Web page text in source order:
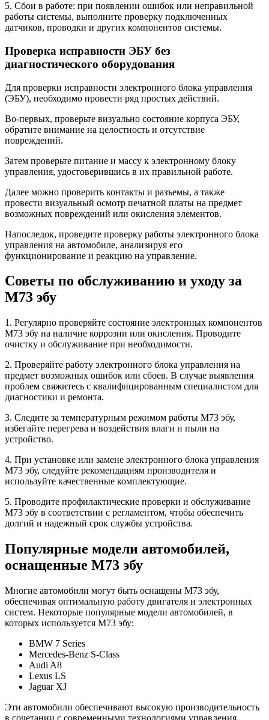
5. Сбои в работе: при появлении ошибок или неправильной
работы системы, выполните проверку подключенных
датчиков, проводки и других компонентов системы.
Проверка исправности ЭБУ без
диагностического оборудования
Для проверки исправности электронного блока управления
(ЭБУ), необходимо провести ряд простых действий.
Во-первых, проверьте визуально состояние корпуса ЭБУ,
обратите внимание на целостность и отсутствие
повреждений.
Затем проверьте питание и массу к электронному блоку
управления, удостоверившись в их правильной работе.
Далее можно проверить контакты и разъемы, а также
провести визуальный осмотр печатной платы на предмет
возможных повреждений или окисления элементов.
Напоследок, проведите проверку работы электронного блока
управления на автомобиле, анализируя его
функционирование и реакцию на управление.
Советы по обслуживанию и уходу за
М73 эбу
1. Регулярно проверяйте состояние электронных компонентов
М73 эбу на наличие коррозии или окисления. Проводите
очистку и обслуживание при необходимости.
2. Проверяйте работу электронного блока управления на
предмет возможных ошибок или сбоев. В случае выявления
проблем свяжитесь с квалифицированным специалистом для
диагностики и ремонта.
3. Следите за температурным режимом работы М73 эбу,
избегайте перегрева и воздействия влаги и пыли на
устройство.
4. При установке или замене электронного блока управления
М73 эбу, следуйте рекомендациям производителя и
используйте качественные комплектующие.
5. Проводите профилактические проверки и обслуживание
М73 эбу в соответствии с регламентом, чтобы обеспечить
долгий и надежный срок службы устройства.
Популярные модели автомобилей,
оснащенные М73 эбу
Многие автомобили могут быть оснащены М73 эбу,
обеспечивая оптимальную работу двигателя и электронных
систем. Некоторые популярные модели автомобилей, в
которых используется М73 эбу:
BMW 7 Series
Mercedes-Benz S-Class
Audi A8
Lexus LS
Jaguar XJ
Эти автомобили обеспечивают высокую производительность